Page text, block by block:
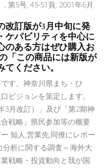
第5号, 45-51頁, 2001年6月.
改訂版が3月中旬に発
ケパビリティを中心に
のある方はぜひ購入お
「この商品には新版が
ください。
す。神奈川県まち・ひ
ビジョンを策定します。
3月改訂）」及び「第2期神
戦略」県民参加等の概要
知人,営業先,同僚にレポー
分析に関する調査～海外大
戦略・投資動向と我が国